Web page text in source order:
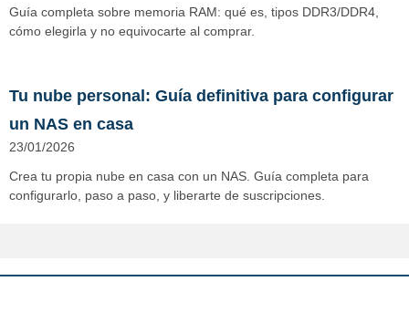
Guía completa sobre memoria RAM: qué es, tipos DDR3/DDR4,
cómo elegirla y no equivocarte al comprar.
Tu nube personal: Guía definitiva para configurar
un NAS en casa
23/01/2026
Crea tu propia nube en casa con un NAS. Guía completa para
configurarlo, paso a paso, y liberarte de suscripciones.